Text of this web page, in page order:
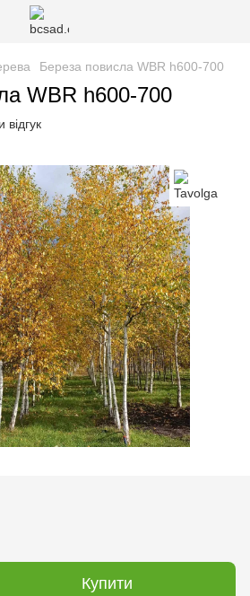
Береза повисла WBR h600-700
WBR h600-700
відгук
Купити